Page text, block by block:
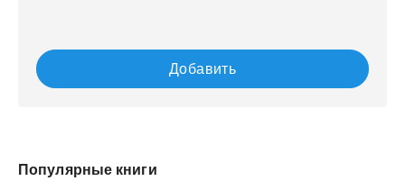
Добавить
Популярные книги